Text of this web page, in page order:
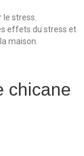
le stress.
effets du stress et
maison.
chicane